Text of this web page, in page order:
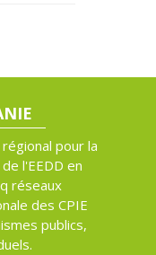
pour la
l'EEDD en
réseaux
des CPIE
publics,